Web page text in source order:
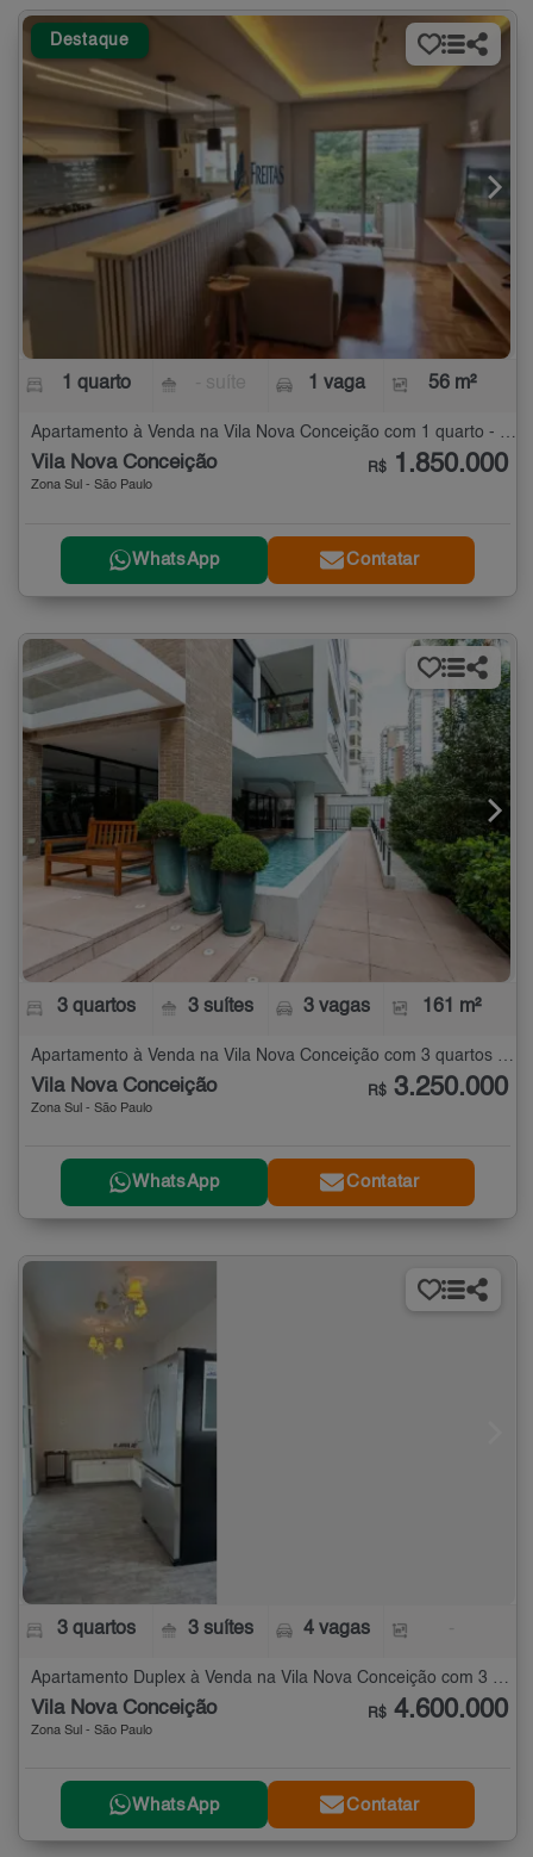
Destaque
1 quarto 1 vaga 56 m²
Apartamento à Venda na Vila Nova Conceição com 1 quarto - 56 m²
Vila Nova Conceição
Zona Sul - São Paulo
R$ 1.850.000
WhatsApp Contatar
3 quartos 3 suítes 3 vagas 161 m²
Vila Nova Conceição
Zona Sul - São Paulo
R$ 3.250.000
WhatsApp Contatar
3 quartos 3 suítes 4 vagas
Apartamento Duplex à Venda na Vila Nova Conceição com 3 quartos
Vila Nova Conceição
Zona Sul - São Paulo
R$ 4.600.000
WhatsApp Contatar